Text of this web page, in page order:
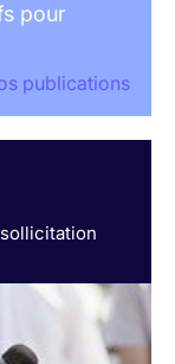
pour
publications